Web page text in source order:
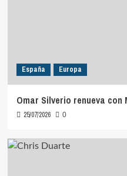
España Europa
Omar Silverio renueva
25/07/2026 0